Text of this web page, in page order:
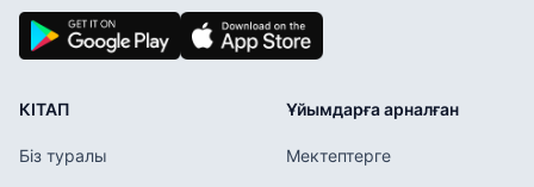
КІТАП
Біз туралы
Ұйымдарға арналған
Мектептерге